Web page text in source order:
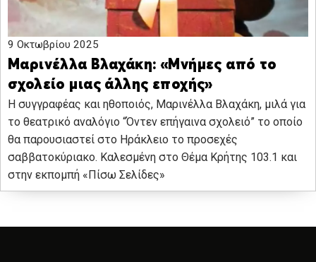
9 Οκτωβρίου 2025
Μαρινέλλα Βλαχάκη: «Μνήμες από το
σχολείο μιας άλλης εποχής»
Η συγγραφέας και ηθοποιός, Μαρινέλλα Βλαχάκη, μιλά για
το θεατρικό αναλόγιο “Όντεν επήγαινα σχολειό” το οποίο
θα παρουσιαστεί στο Ηράκλειο το προσεχές
σαββατοκύριακο. Καλεσμένη στο Θέμα Κρήτης 103.1 και
στην εκπομπή «Πίσω Σελίδες»